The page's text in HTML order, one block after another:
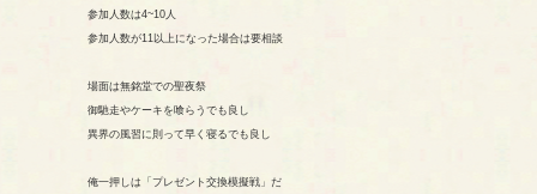
参加人数は4~10人
参加人数が11以上になった場合は要相談
場面は無銘堂での聖夜祭
御馳走やケーキを喰らうでも良し
異界の風習に則って早く寝るでも良し
俺一押しは「プレゼント交換模擬戦」だ